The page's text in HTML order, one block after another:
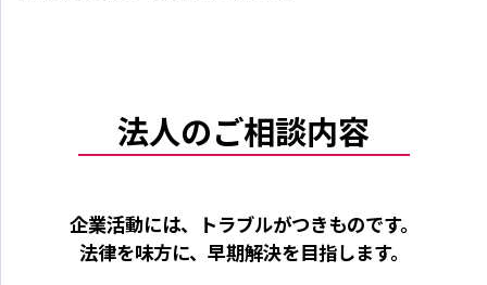
法人のご相談内容
企業活動には、トラブルがつきものです。
法律を味方に、早期解決を目指します。